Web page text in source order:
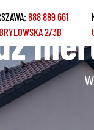
888 889 661
2/3B